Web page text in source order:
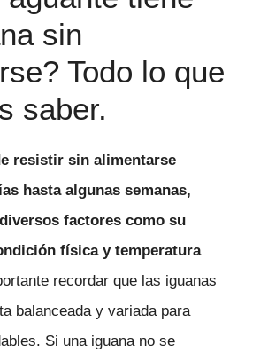
sin
Todo lo que
saber.
resistir sin alimentarse
hasta algunas semanas,
factores como su
física y temperatura
recordar que las iguanas
balanceada y variada para
Si una iguana no se